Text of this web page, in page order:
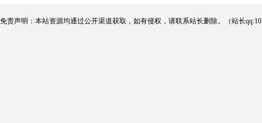
免责声明：本站资源均通过公开渠道获取，如有侵权，请联系站长删除。（站长